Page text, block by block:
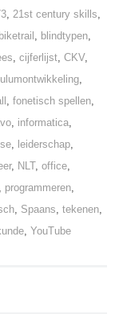
, 21st century skills,
biketrail , blindtypen,
, cijferlijst, CKV,
,
, fonetisch spellen,
, informatica,
, leiderschap,
, NLT, office,
programmeren,
, Spaans, tekenen,
, YouTube